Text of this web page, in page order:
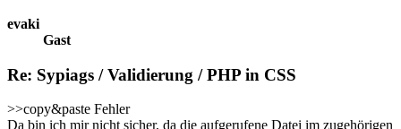
evaki
Gast
Re: Sypiags / Validierung / PHP in CSS
>>copy&paste Fehler
Da bin ich mir nicht sicher, da die aufgerufene Datei im zugehörigen